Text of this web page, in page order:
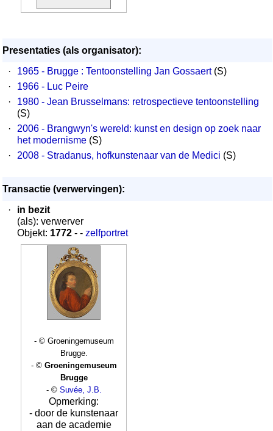
Presentaties (als organisator):
·
1965 - Brugge : Tentoonstelling Jan Gossaert(S)
·
1966 - Luc Peire
·
1980 - Jean Brusselmans: retrospectieve tentoonstelling
(S)
·
2006 - Brangwyn's wereld: kunst en design op zoek naar
het modernisme (S)
·
2008 - Stradanus, hofkunstenaar van de Medici (S)
Transactie (verwervingen):
·
in bezit
(als): verwerver
Objekt: 1772 - - zelfportret
- © Groeningemuseum
Brugge.
- © Groeningemuseum
Brugge
- © Suvée, J.B.
Opmerking:
- door de kunstenaar
aan de academie